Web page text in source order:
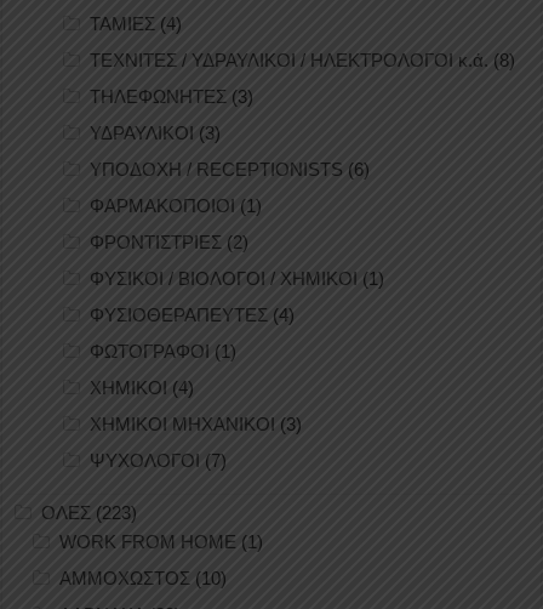
ΤΑΜΙΕΣ (4)
ΤΕΧΝΙΤΕΣ / ΥΔΡΑΥΛΙΚΟΙ / ΗΛΕΚΤΡΟΛΟΓΟΙ κ.ά. (8)
ΤΗΛΕΦΩΝΗΤΕΣ (3)
ΥΔΡΑΥΛΙΚΟΙ (3)
ΥΠΟΔΟΧΗ / RECEPTIONISTS (6)
ΦΑΡΜΑΚΟΠΟΙΟΙ (1)
ΦΡΟΝΤΙΣΤΡΙΕΣ (2)
ΦΥΣΙΚΟΙ / ΒΙΟΛΟΓΟΙ / ΧΗΜΙΚΟΙ (1)
ΦΥΣΙΟΘΕΡΑΠΕΥΤΕΣ (4)
ΦΩΤΟΓΡΑΦΟΙ (1)
ΧΗΜΙΚΟΙ (4)
ΧΗΜΙΚΟΙ ΜΗΧΑΝΙΚΟΙ (3)
ΨΥΧΟΛΟΓΟΙ (7)
ΟΛΕΣ (223)
WORK FROM HOME (1)
ΑΜΜΟΧΩΣΤΟΣ (10)